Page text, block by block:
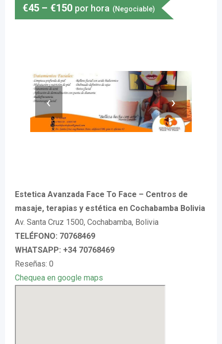
€45 – €150 por hora (Negociable)
‹ ›
Estetica Avanzada Face To Face – Centros de
masaje, terapias y estética en Cochabamba Bolivia
Av. Santa Cruz 1500, Cochabamba, Bolivia
TELÉFONO: 70768469
WHATSAPP: +34 70768469
Reseñas: 0
Chequea en google maps